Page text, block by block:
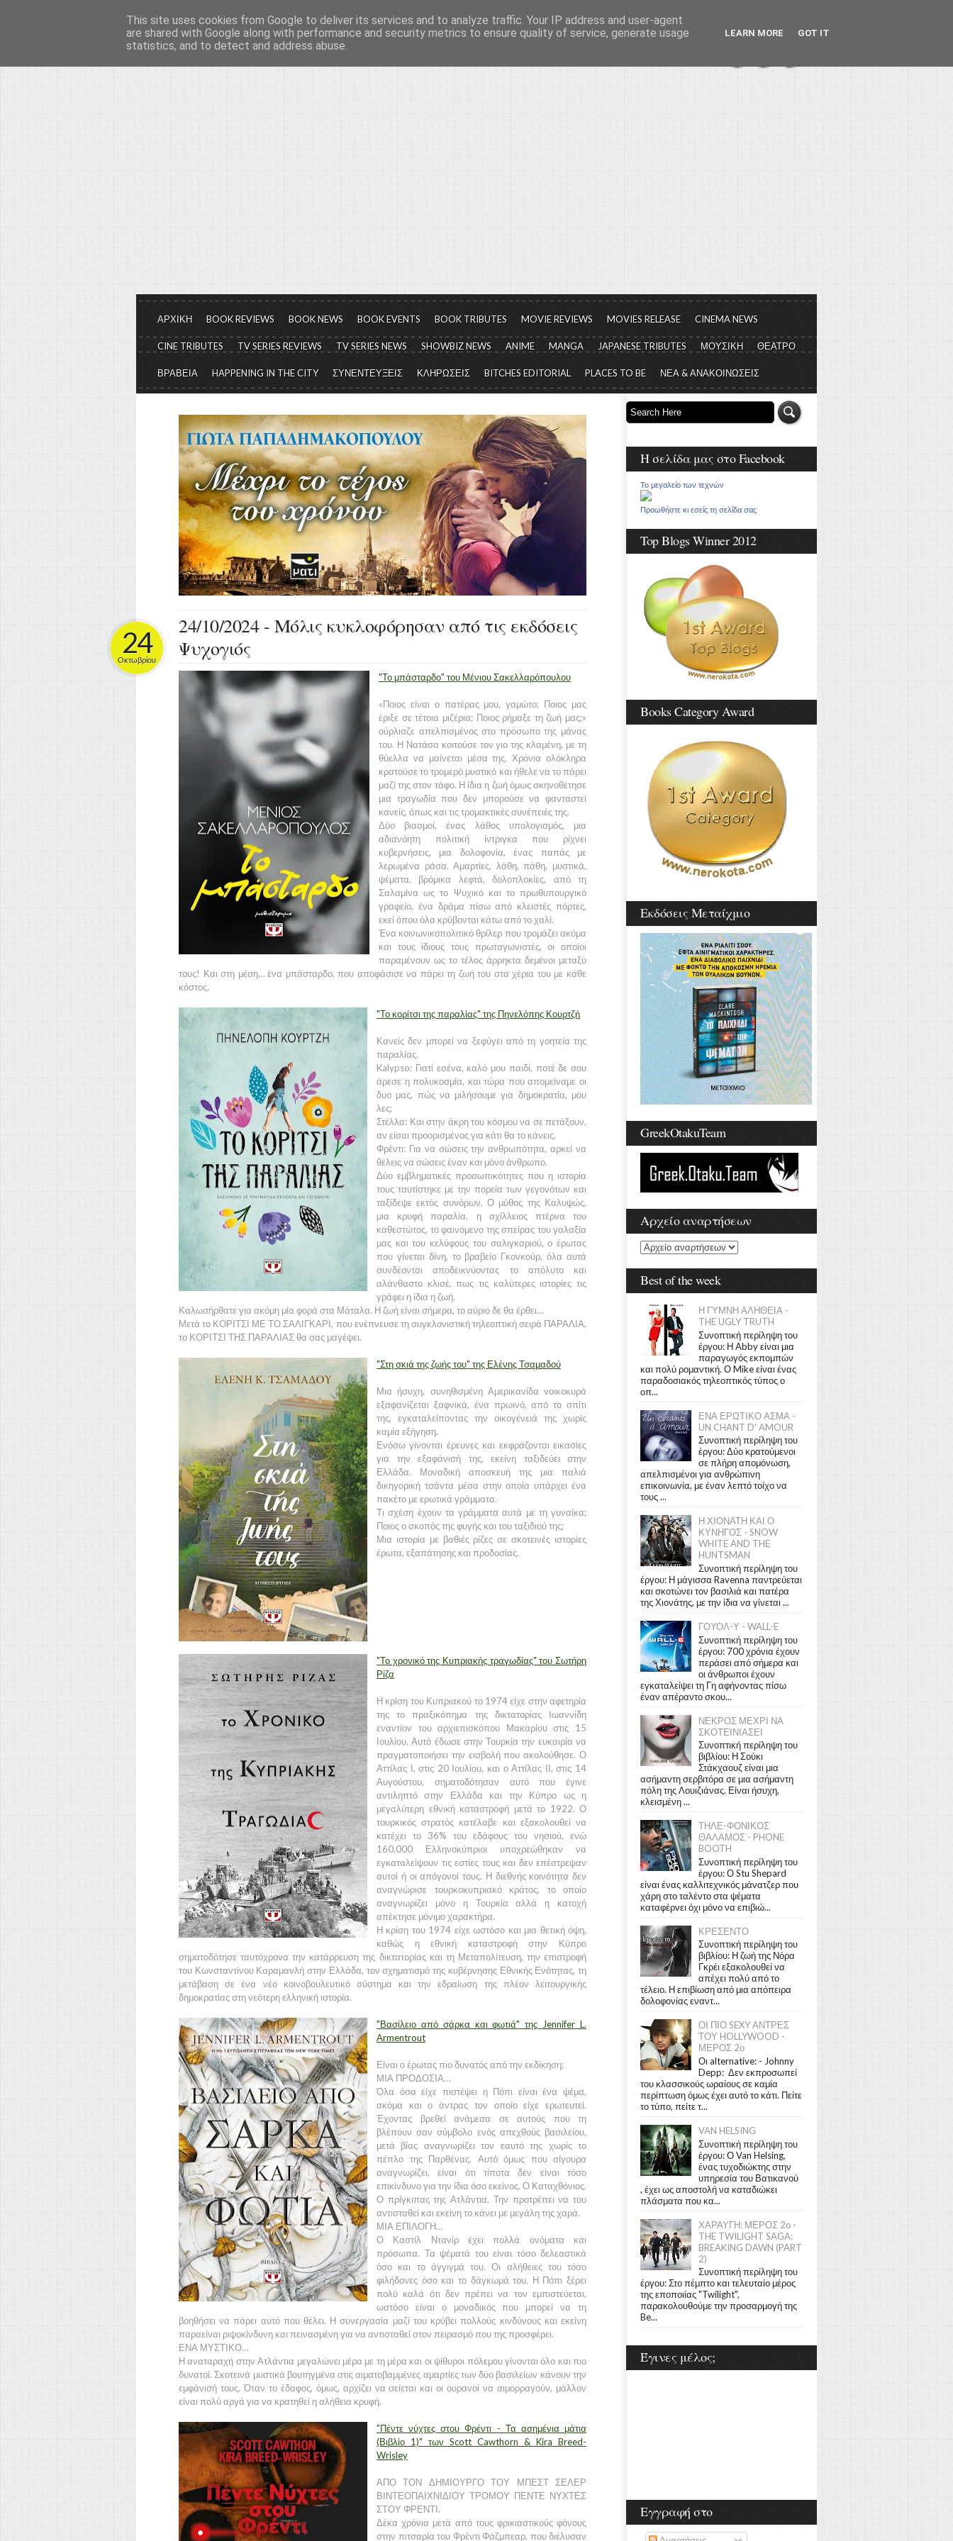
Το μεγαλείο των Τεχνών...
Είμαστε πάντα εδώ για να μιλάμε για τον πολιτισμό, σε κάθε του μορφή και έκταση...
ΑΡΧΙΚΗ BOOK REVIEWS BOOK NEWS BOOK EVENTS BOOK TRIBUTES MOVIE REVIEWS MOVIES RELEASE CINEMA NEWS
CINE TRIBUTES TV SERIES REVIEWS TV SERIES NEWS SHOWBIZ NEWS ANIME MANGA JAPANESE TRIBUTES ΜΟΥΣΙΚΗ ΘΕΑΤΡΟ
ΒΡΑΒΕΙΑ HAPPENING IN THE CITY ΣΥΝΕΝΤΕΥΞΕΙΣ ΚΛΗΡΩΣΕΙΣ BITCHES EDITORIAL PLACES TO BE ΝΕΑ & ΑΝΑΚΟΙΝΩΣΕΙΣ
24/10/2024 - Μόλις κυκλοφόρησαν από τις εκδόσεις
Ψυχογιός
24
Οκτωβρίου
"Το μπάσταρδο" του Μένιου Σακελλαρόπουλου
«Ποιος είναι ο πατέρας μου, γαμώτο; Ποιος μας
έριξε σε τέτοια μιζέρια; Ποιος ρήμαξε τη ζωή μας;»
ούρλιαζε απελπισμένος στο πρόσωπο της μάνας
του. Η Νατάσα κοιτούσε τον γιο της κλαμένη, με τη
θύελλα να μαίνεται μέσα της. Χρόνια ολόκληρα
κρατούσε το τρομερό μυστικό και ήθελε να το πάρει
μαζί της στον τάφο. Η ίδια η ζωή όμως σκηνοθέτησε
μια τραγωδία που δεν μπορούσε να φανταστεί
κανείς, όπως και τις τρομακτικές συνέπειές της.
Δύο βιασμοί, ένας λάθος υπολογισμός, μια
αδιανόητη πολιτική ίντριγκα που ρίχνει
κυβερνήσεις, μια δολοφονία, ένας παπάς με
λερωμένα ράσα. Αμαρτίες, λάθη, πάθη, μυστικά,
ψέματα, βρόμικα λεφτά, δολοπλοκίες, από τη
Σαλαμίνα ως το Ψυχικό και το πρωθυπουργικό
γραφείο, ένα δράμα πίσω από κλειστές πόρτες,
εκεί όπου όλα κρύβονται κάτω από το χαλί.
Ένα κοινωνικοπολιτικό θρίλερ που τρομάζει ακόμα
και τους ίδιους τους πρωταγωνιστές, οι οποίοι
παραμένουν ως το τέλος άρρηκτα δεμένοι μεταξύ
τους! Και στη μέση… ένα μπάσταρδο, που αποφάσισε να πάρει τη ζωή του στα χέρια του με κάθε
κόστος.
"Το κορίτσι της παραλίας" της Πηνελόπης Κουρτζή
Κανείς δεν μπορεί να ξεφύγει από τη γοητεία της
παραλίας.
Kalypso: Γιατί εσένα, καλό μου παιδί, ποτέ δε σου
άρεσε η πολυκοσμία, και τώρα που απομείναμε οι
δυο μας, πώς να μιλήσουμε για δημοκρατία, μου
λες;
Στέλλα: Και στην άκρη του κόσμου να σε πετάξουν,
αν είσαι προορισμένος για κάτι θα το κάνεις.
Φρέντι: Για να σώσεις την ανθρωπότητα, αρκεί να
θέλεις να σώσεις έναν και μόνο άνθρωπο.
Δύο εμβληματικές προσωπικότητες που η ιστορία
τους ταυτίστηκε με την πορεία των γεγονότων και
ταξίδεψε εκτός συνόρων. Ο μύθος της Καλυψώς,
μια κρυφή παραλία, η αχίλλειος πτέρνα του
καθεστώτος, το φαινόμενο της σπείρας του γαλαξία
μας και του κελύφους του σαλιγκαριού, ο έρωτας
που γίνεται δίνη, το βραβείο Γκονκούρ, όλα αυτά
συνδέονται αποδεικνύοντας το απόλυτο και
αλάνθαστο κλισέ, πως τις καλύτερες ιστορίες τις
γράφει η ίδια η ζωή.
Καλωσήρθατε για ακόμη μία φορά στα Μάταλα. Η ζωή είναι σήμερα, το αύριο δε θα έρθει…
Μετά το ΚΟΡΙΤΣΙ ΜΕ ΤΟ ΣΑΛΙΓΚΑΡΙ, που ενέπνευσε τη συγκλονιστική τηλεοπτική σειρά ΠΑΡΑΛΙΑ,
το ΚΟΡΙΤΣΙ ΤΗΣ ΠΑΡΑΛΙΑΣ θα σας μαγέψει.
"Στη σκιά της ζωής του" της Ελένης Τσαμαδού
Μια ήσυχη, συνηθισμένη Αμερικανίδα νοικοκυρά
εξαφανίζεται ξαφνικά, ένα πρωινό, από το σπίτι
της, εγκαταλείποντας την οικογένειά της χωρίς
καμία εξήγηση.
Ενόσω γίνονται έρευνες και εκφράζονται εικασίες
για την εξαφάνισή της, εκείνη ταξιδεύει στην
Ελλάδα. Μοναδική αποσκευή της μια παλιά
δικηγορική τσάντα μέσα στην οποία υπάρχει ένα
πακέτο με ερωτικά γράμματα.
Τι σχέση έχουν τα γράμματα αυτά με τη γυναίκα;
Ποιος ο σκοπός της φυγής και του ταξιδιού της;
Μια ιστορία με βαθιές ρίζες σε σκοτεινές ιστορίες
έρωτα, εξαπάτησης και προδοσίας.
"Το χρονικό της Κυπριακής τραγωδίας" του Σωτήρη
Ρίζα
Η κρίση του Κυπριακού το 1974 είχε στην αφετηρία
της το πραξικόπημα της δικτατορίας Ιωαννίδη
εναντίον του αρχιεπισκόπου Μακαρίου στις 15
Ιουλίου. Αυτό έδωσε στην Τουρκία την ευκαιρία να
πραγματοποιήσει την εισβολή που ακολούθησε. Ο
Αττίλας Ι, στις 20 Ιουλίου, και ο Αττίλας ΙΙ, στις 14
Αυγούστου, σηματοδότησαν αυτό που έγινε
αντιληπτό στην Ελλάδα και την Κύπρο ως η
μεγαλύτερη εθνική καταστροφή μετά το 1922. Ο
τουρκικός στρατός κατέλαβε και εξακολουθεί να
κατέχει το 36% του εδάφους του νησιού, ενώ
160.000 Ελληνοκύπριοι υποχρεώθηκαν να
εγκαταλείψουν τις εστίες τους και δεν επέστρεψαν
αυτοί ή οι απόγονοί τους. Η διεθνής κοινότητα δεν
αναγνώρισε τουρκοκυπριακό κράτος, το οποίο
αναγνωρίζει μόνο η Τουρκία αλλά η κατοχή
απέκτησε μόνιμο χαρακτήρα.
Η κρίση του 1974 είχε ωστόσο και μια θετική όψη,
καθώς η εθνική καταστροφή στην Κύπρο
σηματοδότησε ταυτόχρονα την κατάρρευση της δικτατορίας και τη Μεταπολίτευση, την επιστροφή
του Κωνσταντίνου Καραμανλή στην Ελλάδα, τον σχηματισμό της κυβέρνησης Εθνικής Ενότητας, τη
μετάβαση σε ένα νέο κοινοβουλευτικό σύστημα και την εδραίωση της πλέον λειτουργικής
δημοκρατίας στη νεότερη ελληνική ιστορία.
"Βασίλειο από σάρκα και φωτιά" της Jennifer L.
Armentrout
Είναι ο έρωτας πιο δυνατός από την εκδίκηση;
ΜΙΑ ΠΡΟΔΟΣΙΑ…
Όλα όσα είχε πιστέψει η Πόπι είναι ένα ψέμα,
ακόμα και ο άντρας τον οποίο είχε ερωτευτεί.
Έχοντας βρεθεί ανάμεσα σε αυτούς που τη
βλέπουν σαν σύμβολο ενός απεχθούς βασιλείου,
μετά βίας αναγνωρίζει τον εαυτό της χωρίς το
πέπλο της Παρθένας. Αυτό όμως που σίγουρα
αναγνωρίζει, είναι ότι τίποτα δεν είναι τόσο
επικίνδυνο για την ίδια όσο εκείνος. Ο Καταχθόνιος.
Ο πρίγκιπας της Ατλάντια. Την προτρέπει να του
αντισταθεί και εκείνη το κάνει με μεγάλη της χαρά.
ΜΙΑ ΕΠΙΛΟΓΗ…
Ο Καστίλ Ντανίρ έχει πολλά ονόματα και
πρόσωπα. Τα ψέματά του είναι τόσο δελεαστικά
όσο και το άγγιγμά του. Οι αλήθειες του τόσο
φιλήδονες όσο και το δάγκωμά του. Η Πόπι ξέρει
πολύ καλά ότι δεν πρέπει να τον εμπιστεύεται,
ωστόσο είναι ο μοναδικός που μπορεί να τη
βοηθήσει να πάρει αυτό που θέλει. Η συνεργασία μαζί του κρύβει πολλούς κινδύνους και εκείνη
παραείναι ριψοκίνδυνη και πεινασμένη για να αντισταθεί στον πειρασμό που της προσφέρει.
ΕΝΑ ΜΥΣΤΙΚΟ…
Η αναταραχή στην Ατλάντια μεγαλώνει μέρα με τη μέρα και οι ψίθυροι πόλεμου γίνονται όλο και πιο
δυνατοί. Σκοτεινά μυστικά βουτηγμένα στις αιματοβαμμένες αμαρτίες των δύο βασιλείων κάνουν την
εμφάνισή τους. Όταν το έδαφος, όμως, αρχίζει να σείεται και οι ουρανοί να αιμορραγούν, μάλλον
είναι πολύ αργά για να κρατηθεί η αλήθεια κρυφή.
"Πέντε νύχτες στου Φρέντι - Τα ασημένια μάτια
(Βιβλίο 1)" των Scott Cawthorn & Kira Breed-
Wrisley
ΑΠΟ ΤΟΝ ΔΗΜΙΟΥΡΓΟ ΤΟΥ ΜΠΕΣΤ ΣΕΛΕΡ
ΒΙΝΤΕΟΠΑΙΧΝΙΔΙΟΥ ΤΡΟΜΟΥ ΠΕΝΤΕ ΝΥΧΤΕΣ
ΣΤΟΥ ΦΡΕΝΤΙ.
Δέκα χρόνια μετά από τους φρικιαστικούς φόνους
στην πιτσαρία του Φρέντι Φάζμπεαρ, που διέλυσαν
Η σελίδα μας στο Facebook
Το μεγαλείο των τεχνών
Προωθήστε κι εσείς τη σελίδα σας
Top Blogs Winner 2012
Books Category Award
Εκδόσεις Μεταίχμιο
GreekOtakuTeam
Αρχείο αναρτήσεων
Best of the week
Η ΓΥΜΝΗ ΑΛΗΘΕΙΑ -
THE UGLY TRUTH
Συνοπτική περίληψη του
έργου: Η Abby είναι μια
παραγωγός εκπομπών
και πολύ ρομαντική. Ο Mike είναι ένας
παραδοσιακός τηλεοπτικός τύπος ο
οπ...
ΕΝΑ ΕΡΩΤΙΚΟ ΑΣΜΑ -
UN CHANT D' AMOUR
Συνοπτική περίληψη του
έργου: Δύο κρατούμενοι
σε πλήρη απομόνωση,
απελπισμένοι για ανθρώπινη
επικοινωνία, με έναν λεπτό τοίχο να
τους ...
Η ΧΙΟΝΑΤΗ ΚΑΙ Ο
ΚΥΝΗΓΟΣ - SNOW
WHITE AND THE
HUNTSMAN
Συνοπτική περίληψη του
έργου: Η μάγισσα Ravenna παντρεύεται
και σκοτώνει τον βασιλιά και πατέρα
της Χιονάτης, με την ίδια να γίνεται ...
ΓΟΥΟΛ-Υ - WALL-E
Συνοπτική περίληψη του
έργου: 700 χρόνια έχουν
περάσει από σήμερα και
οι άνθρωποι έχουν
εγκαταλείψει τη Γη αφήνοντας πίσω
έναν απέραντο σκου...
ΝΕΚΡΟΣ ΜΕΧΡΙ ΝΑ
ΣΚΟΤΕΙΝΙΑΣΕΙ
Συνοπτική περίληψη του
βιβλίου: Η Σούκι
Στάκχαουζ είναι μια
ασήμαντη σερβιτόρα σε μια ασήμαντη
πόλη της Λουιζιάνας. Είναι ήσυχη,
κλεισμένη ...
ΤΗΛΕ-ΦΟΝΙΚΟΣ
ΘΑΛΑΜΟΣ - PHONE
BOOTH
Συνοπτική περίληψη του
έργου: Ο Stu Shepard
είναι ένας καλλιτεχνικός μάνατζερ που
χάρη στο ταλέντο στα ψέματα
καταφέρνει όχι μόνο να επιβιώ...
ΚΡΕΣΕΝΤΟ
Συνοπτική περίληψη του
βιβλίου: Η ζωή της Νόρα
Γκρέι εξακολουθεί να
απέχει πολύ από το
τέλειο. Η επιβίωση από μια απόπειρα
δολοφονίας εναντ...
ΟΙ ΠΙΟ SEXY ΑΝΤΡΕΣ
ΤΟΥ HOLLYWOOD -
ΜΕΡΟΣ 2ο
Οι alternative: - Johnny
Depp: Δεν εκπροσωπεί
του κλασσικούς ωραίους σε καμία
περίπτωση όμως έχει αυτό το κάτι. Πείτε
το τύπο, πείτε τ...
VAN HELSING
Συνοπτική περίληψη του
έργου: Ο Van Helsing,
ένας τυχοδιώκτης στην
υπηρεσία του Βατικανού
, έχει ως αποστολή να καταδιώκει
πλάσματα που κα...
ΧΑΡΑΥΓΗ: ΜΕΡΟΣ 2ο -
THE TWILIGHT SAGA:
BREAKING DAWN (PART
2)
Συνοπτική περίληψη του
έργου: Στο πέμπτο και τελευταίο μέρος
της εποποιίας "Twilight",
παρακολουθούμε την προσαρμογή της
Be...
Έγινες μέλος;
Εγγραφή στο
This site uses cookies from Google to deliver its services and to analyze traffic. Your IP address and user-agent
are shared with Google along with performance and security metrics to ensure quality of service, generate usage
statistics, and to detect and address abuse.
LEARN MORE GOT IT